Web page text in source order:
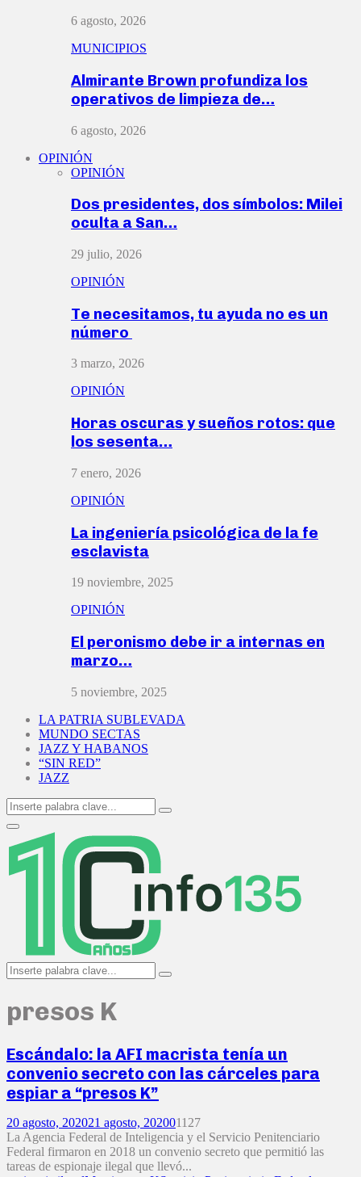
6 agosto, 2026
MUNICIPIOS
Almirante Brown profundiza los
operativos de limpieza de…
6 agosto, 2026
OPINIÓN
OPINIÓN
Dos presidentes, dos símbolos: Milei
oculta a San…
29 julio, 2026
OPINIÓN
Te necesitamos, tu ayuda no es un
número
3 marzo, 2026
OPINIÓN
Horas oscuras y sueños rotos: que
los sesenta…
7 enero, 2026
OPINIÓN
La ingeniería psicológica de la fe
esclavista
19 noviembre, 2025
OPINIÓN
El peronismo debe ir a internas en
marzo…
5 noviembre, 2025
LA PATRIA SUBLEVADA
MUNDO SECTAS
JAZZ Y HABANOS
“SIN RED”
JAZZ
Search
for:
Search
Primary
Menu
Search
for:
Search
presos K
Escándalo: la AFI macrista tenía un
convenio secreto con las cárceles para
espiar a “presos K”
20 agosto, 202021 agosto, 202001127
La Agencia Federal de Inteligencia y el Servicio Penitenciario
Federal firmaron en 2018 un convenio secreto que permitió las
tareas de espionaje ilegal que llevó...